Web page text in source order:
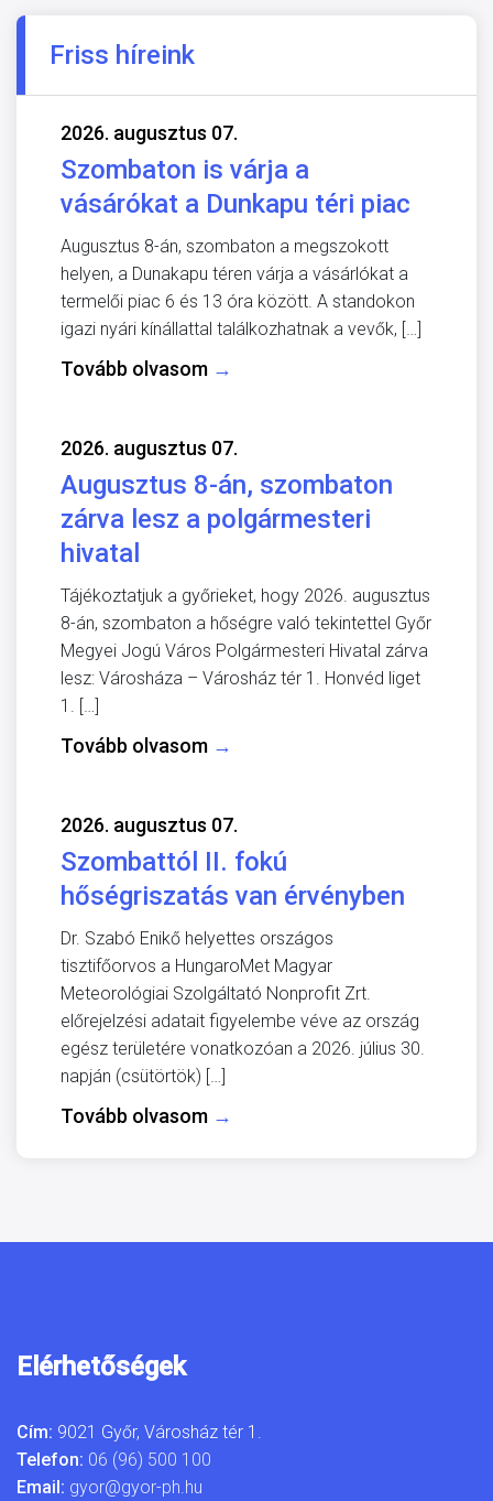
Friss híreink
2026. augusztus 07.
Szombaton is várja a
vásárókat a Dunkapu téri piac
Augusztus 8-án, szombaton a megszokott
helyen, a Dunakapu téren várja a vásárlókat a
termelői piac 6 és 13 óra között. A standokon
igazi nyári kínállattal találkozhatnak a vevők, […]
Tovább olvasom →
2026. augusztus 07.
Augusztus 8-án, szombaton
zárva lesz a polgármesteri
hivatal
Tájékoztatjuk a győrieket, hogy 2026. augusztus
8-án, szombaton a hőségre való tekintettel Győr
Megyei Jogú Város Polgármesteri Hivatal zárva
lesz: Városháza – Városház tér 1. Honvéd liget
1. […]
Tovább olvasom →
2026. augusztus 07.
Szombattól II. fokú
hőségriszatás van érvényben
Dr. Szabó Enikő helyettes országos
tisztifőorvos a HungaroMet Magyar
Meteorológiai Szolgáltató Nonprofit Zrt.
előrejelzési adatait figyelembe véve az ország
egész területére vonatkozóan a 2026. július 30.
napján (csütörtök) […]
Tovább olvasom →
Elérhetőségek
Cím: 9021 Győr, Városház tér 1.
Telefon: 06 (96) 500 100
Email: gyor@gyor-ph.hu